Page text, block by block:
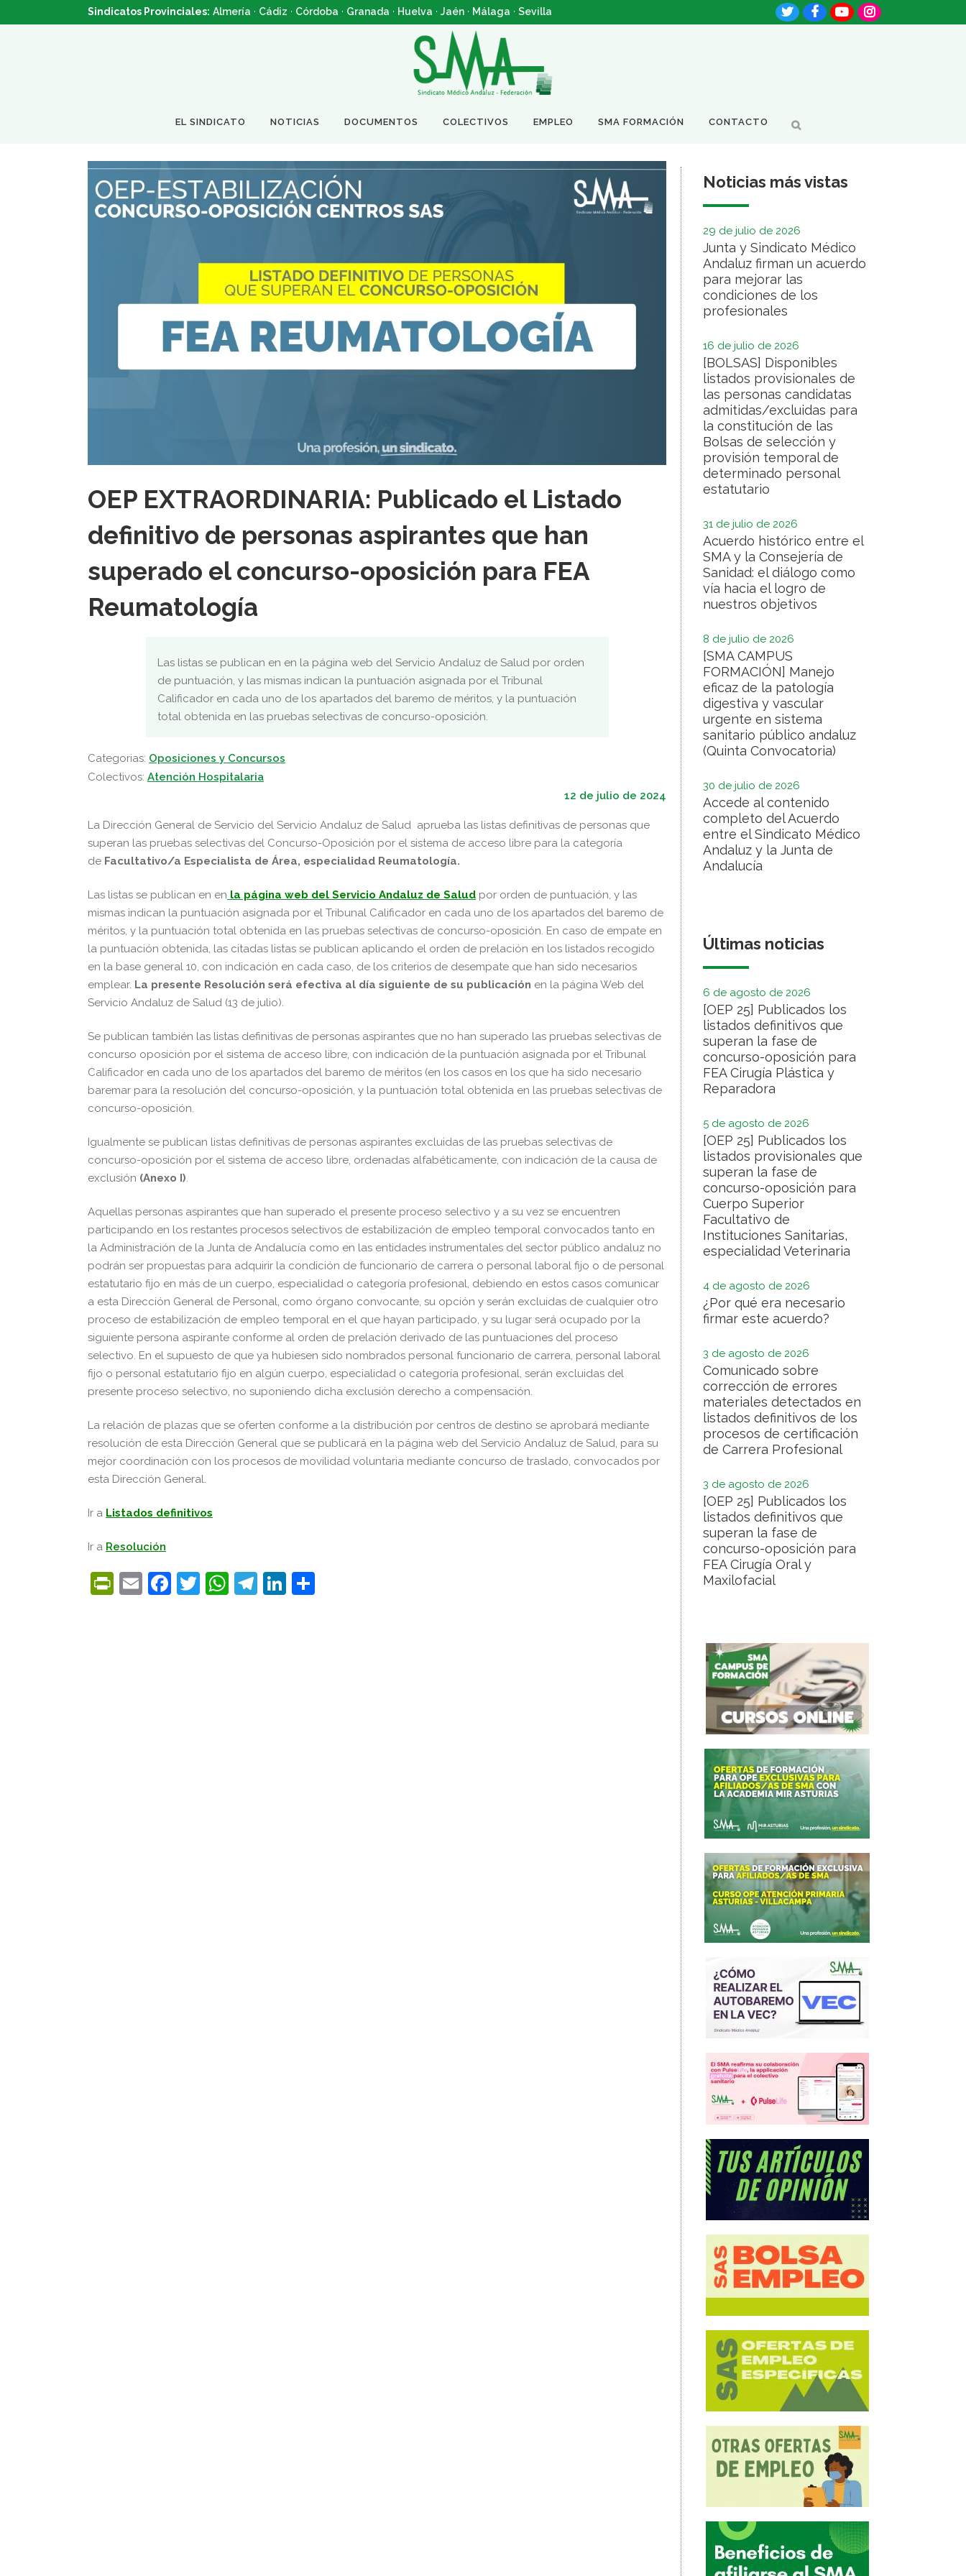
Sindicatos Provinciales: Almería · Cádiz · Córdoba · Granada · Huelva · Jaén · Málaga · Sevilla
EL SINDICATO NOTICIAS DOCUMENTOS COLECTIVOS EMPLEO SMA FORMACIÓN CONTACTO
OEP EXTRAORDINARIA: Publicado el Listado
definitivo de personas aspirantes que han
superado el concurso-oposición para FEA
Reumatología
Las listas se publican en en la página web del Servicio Andaluz de Salud por orden
de puntuación, y las mismas indican la puntuación asignada por el Tribunal
Calificador en cada uno de los apartados del baremo de méritos, y la puntuación
total obtenida en las pruebas selectivas de concurso-oposición.
Categorias: Oposiciones y Concursos
Colectivos: Atención Hospitalaria
12 de julio de 2024
La Dirección General de Servicio del Servicio Andaluz de Salud aprueba las listas definitivas de personas que
superan las pruebas selectivas del Concurso-Oposición por el sistema de acceso libre para la categoría
de Facultativo/a Especialista de Área, especialidad Reumatología.
Las listas se publican en en la página web del Servicio Andaluz de Salud por orden de puntuación, y las
mismas indican la puntuación asignada por el Tribunal Calificador en cada uno de los apartados del baremo de
méritos, y la puntuación total obtenida en las pruebas selectivas de concurso-oposición. En caso de empate en
la puntuación obtenida, las citadas listas se publican aplicando el orden de prelación en los listados recogido
en la base general 10, con indicación en cada caso, de los criterios de desempate que han sido necesarios
emplear. La presente Resolución será efectiva al día siguiente de su publicación en la página Web del
Servicio Andaluz de Salud (13 de julio).
Se publican también las listas definitivas de personas aspirantes que no han superado las pruebas selectivas de
concurso oposición por el sistema de acceso libre, con indicación de la puntuación asignada por el Tribunal
Calificador en cada uno de los apartados del baremo de méritos (en los casos en los que ha sido necesario
baremar para la resolución del concurso-oposición, y la puntuación total obtenida en las pruebas selectivas de
concurso-oposición.
Igualmente se publican listas definitivas de personas aspirantes excluidas de las pruebas selectivas de
concurso-oposición por el sistema de acceso libre, ordenadas alfabéticamente, con indicación de la causa de
exclusión (Anexo I).
Aquellas personas aspirantes que han superado el presente proceso selectivo y a su vez se encuentren
participando en los restantes procesos selectivos de estabilización de empleo temporal convocados tanto en
la Administración de la Junta de Andalucía como en las entidades instrumentales del sector público andaluz no
podrán ser propuestas para adquirir la condición de funcionario de carrera o personal laboral fijo o de personal
estatutario fijo en más de un cuerpo, especialidad o categoría profesional, debiendo en estos casos comunicar
a esta Dirección General de Personal, como órgano convocante, su opción y serán excluidas de cualquier otro
proceso de estabilización de empleo temporal en el que hayan participado, y su lugar será ocupado por la
siguiente persona aspirante conforme al orden de prelación derivado de las puntuaciones del proceso
selectivo. En el supuesto de que ya hubiesen sido nombrados personal funcionario de carrera, personal laboral
fijo o personal estatutario fijo en algún cuerpo, especialidad o categoría profesional, serán excluidas del
presente proceso selectivo, no suponiendo dicha exclusión derecho a compensación.
La relación de plazas que se oferten conforme a la distribución por centros de destino se aprobará mediante
resolución de esta Dirección General que se publicará en la página web del Servicio Andaluz de Salud, para su
mejor coordinación con los procesos de movilidad voluntaria mediante concurso de traslado, convocados por
esta Dirección General.
Ir a Listados definitivos
Ir a Resolución
PrintFriendly
EmailFacebook
Twitter
WhatsApp
Telegram
LinkedIn
Noticias más vistas
29 de julio de 2026
Junta y Sindicato Médico
Andaluz firman un acuerdo
para mejorar las
condiciones de los
profesionales
16 de julio de 2026
[BOLSAS] Disponibles
listados provisionales de
las personas candidatas
admitidas/excluidas para
la constitución de las
Bolsas de selección y
provisión temporal de
determinado personal
estatutario
31 de julio de 2026
Acuerdo histórico entre el
SMA y la Consejería de
Sanidad: el diálogo como
vía hacia el logro de
nuestros objetivos
8 de julio de 2026
[SMA CAMPUS
FORMACIÓN] Manejo
eficaz de la patología
digestiva y vascular
urgente en sistema
sanitario público andaluz
(Quinta Convocatoria)
30 de julio de 2026
Accede al contenido
completo del Acuerdo
entre el Sindicato Médico
Andaluz y la Junta de
Andalucía
Últimas noticias
6 de agosto de 2026
[OEP 25] Publicados los
listados definitivos que
superan la fase de
concurso-oposición para
FEA Cirugía Plástica y
Reparadora
5 de agosto de 2026
[OEP 25] Publicados los
listados provisionales que
superan la fase de
concurso-oposición para
Cuerpo Superior
Facultativo de
Instituciones Sanitarias,
especialidad Veterinaria
4 de agosto de 2026
¿Por qué era necesario
firmar este acuerdo?
3 de agosto de 2026
Comunicado sobre
corrección de errores
materiales detectados en
listados definitivos de los
procesos de certificación
de Carrera Profesional
3 de agosto de 2026
[OEP 25] Publicados los
listados definitivos que
superan la fase de
concurso-oposición para
FEA Cirugía Oral y
Maxilofacial